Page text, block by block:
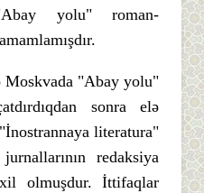
yolu" roman-
"Abay yolu"
sonra elə
literatura"
redaksiya
olmuşdur. İttifaqlar